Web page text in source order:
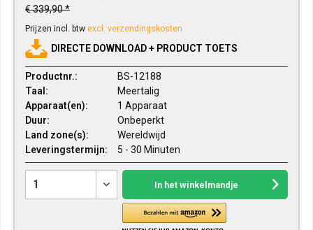
€ 339,90 *
Prijzen incl. btw excl. verzendingskosten
DIRECTE DOWNLOAD + PRODUCT TOETS
Productnr.:
BS-12188
Taal:
Meertalig
Apparaat(en):
1 Apparaat
Duur:
Onbeperkt
Land zone(s):
Wereldwijd
Leveringstermijn:
5 - 30 Minuten
In het winkelmandje